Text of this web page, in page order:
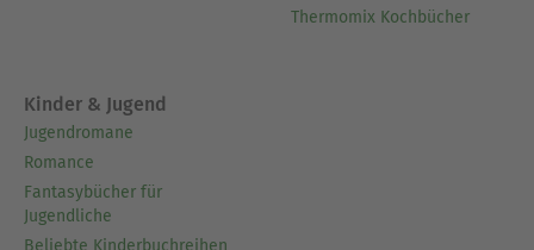
Thermomix Kochbücher
Kinder & Jugend
Jugendromane
Romance
Fantasybücher für
Jugendliche